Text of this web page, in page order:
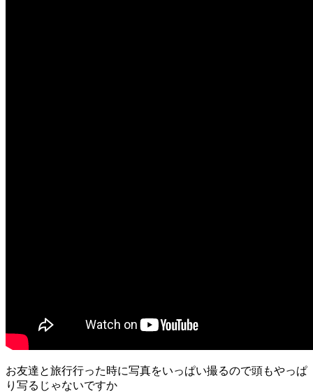
お友達と旅行行った時に写真をいっぱい撮るので頭もやっぱ
り写るじゃないですか